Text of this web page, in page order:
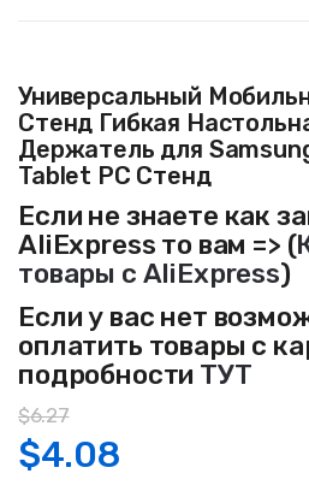
Универсальный
Стенд Гибкая
Держатель для
Tablet PC Стенд
Если не знаете как
AliExpress то вам => (
товары с AliExpress)
Если у вас нет
оплатить товары с
подробности ТУТ
$6.27
$4.08